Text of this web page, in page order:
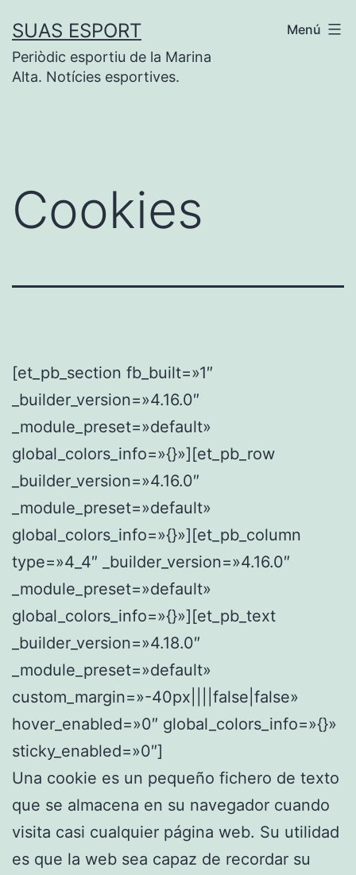
contenido
SUAS ESPORT
Periòdic esportiu de la Marina
Alta. Notícies esportives.
Menú
Cookies
[et_pb_section fb_built=»1″
_builder_version=»4.16.0″
_module_preset=»default»
global_colors_info=»{}»][et_pb_row
_builder_version=»4.16.0″
_module_preset=»default»
global_colors_info=»{}»][et_pb_column
type=»4_4″ _builder_version=»4.16.0″
_module_preset=»default»
global_colors_info=»{}»][et_pb_text
_builder_version=»4.18.0″
_module_preset=»default»
custom_margin=»-40px||||false|false»
hover_enabled=»0″ global_colors_info=»{}»
sticky_enabled=»0″]
Una cookie es un pequeño fichero de texto
que se almacena en su navegador cuando
visita casi cualquier página web. Su utilidad
es que la web sea capaz de recordar su